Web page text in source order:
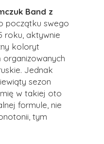
Band z
początku swego
roku, aktywnie
koloryt
organizowanych
Jednak
sezon
w takiej oto
formule, nie
tym